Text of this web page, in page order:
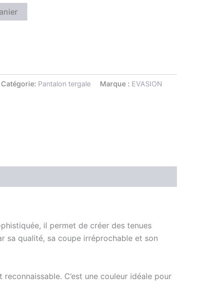
Catégorie: Pantalon tergale Marque : EVASION
il permet de créer des tenues
sa qualité, sa coupe irréprochable et son
C’est une couleur idéale pour